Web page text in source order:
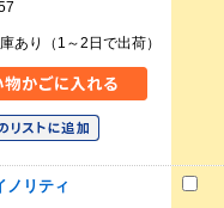
あり（1～2日で出荷）
ノリティ